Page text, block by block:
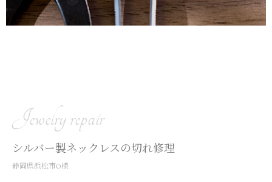
Jewelry repair
シルバー製ネックレスの切れ修理
静岡県浜松市O様